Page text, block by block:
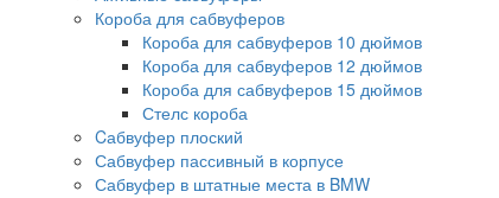
Короба для сабвуферов
Короба для сабвуферов 10 дюймов
Короба для сабвуферов 12 дюймов
Короба для сабвуферов 15 дюймов
Стелс короба
Cабвуфер плоский
Сабвуфер пассивный в корпусе
Сабвуфер в штатные места в BMW